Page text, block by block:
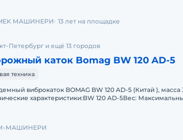
МАШИНЕРИ 13 лет на площадке
Петербург и ещё 13 городов
каток Bomag BW 120 AD-5
техника
виброкаток BOMAG BW 120 AD-5 (Китай ), масса
характеристики:BW 120 AD-5Вес:
МАШИНЕРИ